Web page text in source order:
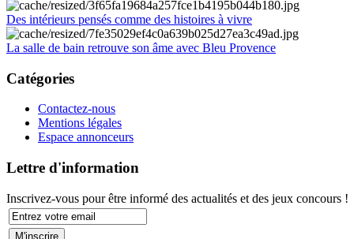
Des intérieurs pensés comme des histoires à vivre
La salle de bain retrouve son âme avec Bleu Provence
Catégories
Contactez-nous
Mentions légales
Espace annonceurs
Lettre d'information
Inscrivez-vous pour être informé des actualités et des jeux concours !